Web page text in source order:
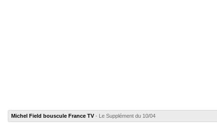
Michel Field bouscule France TV - Le Supplément du 10/04